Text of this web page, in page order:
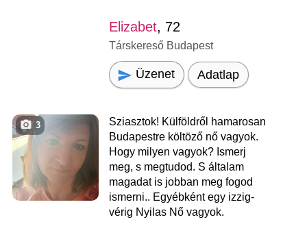
Elizabet, 72
Társkereső Budapest
Üzenet Adatlap
3
Sziasztok! Külföldről hamarosan
Budapestre költöző nő vagyok.
Hogy milyen vagyok? Ismerj
meg, s megtudod. S általam
magadat is jobban meg fogod
ismerni.. Egyébként egy izzig-
vérig Nyilas Nő vagyok.